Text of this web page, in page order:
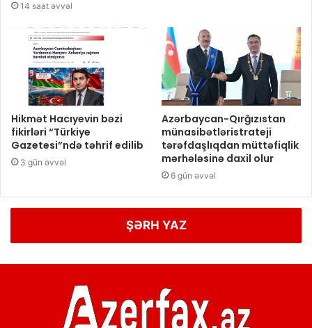
14 saat əvvəl
Hikmət Hacıyevin bəzi
fikirləri “Türkiye
Gazetesi”ndə təhrif edilib
3 gün əvvəl
Azərbaycan-Qırğızıstan
münasibətləristrateji
tərəfdaşlıqdan müttəfiqlik
mərhələsinə daxil olur
6 gün əvvəl
ŞƏRH YAZ